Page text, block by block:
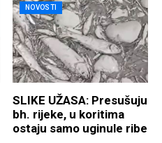
NOVOSTI
SLIKE UŽASA: Presušuju
bh. rijeke, u koritima
ostaju samo uginule ribe